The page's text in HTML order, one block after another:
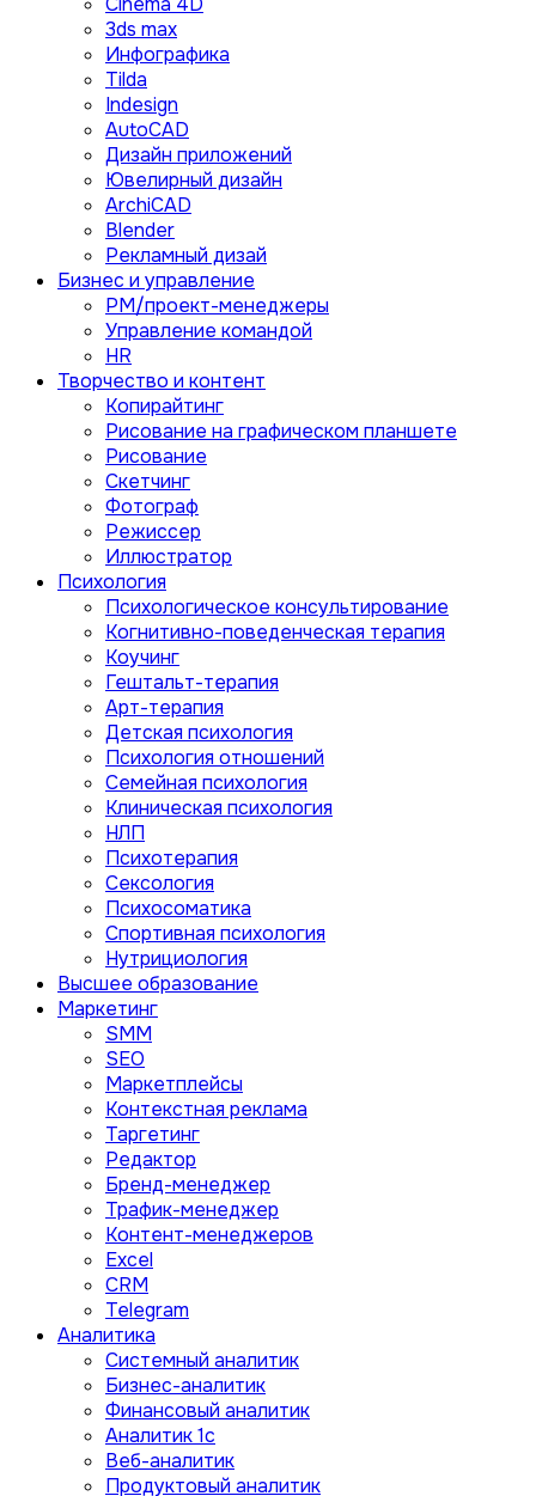
3ds max
Инфографика
Tilda
Indesign
AutoCAD
Дизайн приложений
Ювелирный дизайн
ArchiCAD
Blender
Рекламный дизай
Бизнес и управление
PM/проект-менеджеры
Управление командой
HR
Творчество и контент
Копирайтинг
Рисование на графическом планшете
Рисование
Скетчинг
Фотограф
Режиссер
Иллюстратор
Психология
Психологическое консультирование
Когнитивно-поведенческая терапия
Коучинг
Гештальт-терапия
Арт-терапия
Детская психология
Психология отношений
Семейная психология
Клиническая психология
НЛП
Психотерапия
Сексология
Психосоматика
Спортивная психология
Нутрициология
Высшее образование
Маркетинг
SMM
SEO
Маркетплейсы
Контекстная реклама
Таргетинг
Редактор
Бренд-менеджер
Трафик-менеджер
Контент-менеджеров
Excel
CRM
Telegram
Аналитика
Системный аналитик
Бизнес-аналитик
Финансовый аналитик
Aналитик 1с
Веб-аналитик
Продуктовый аналитик